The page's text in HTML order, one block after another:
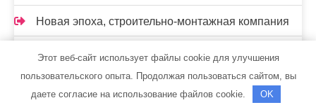
Новая эпоха, строительно-монтажная компания
Новолайв, торгово-сервисная компания
НОВЫЙ КВАРТАЛ, компания
Этот веб-сайт использует файлы cookie для улучшения
пользовательского опыта. Продолжая пользоваться сайтом, вы
даете согласие на использование файлов cookie.
OK